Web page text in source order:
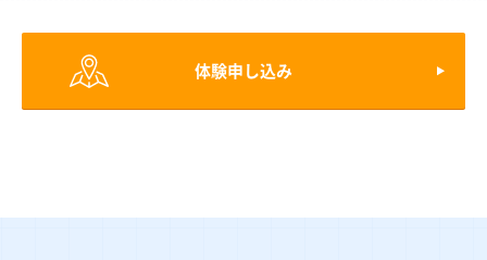
体験申し込み